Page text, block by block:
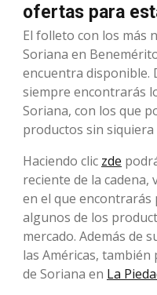
ofertas para
El folleto con los más
Soriana en
encuentra disponible.
siempre encontrarás
Soriana, con los que
productos sin siquiera
Haciendo clic zde
reciente de la cadena,
en el que encontrarás
algunos de los
mercado. Además de
las Américas,
de Soriana en La